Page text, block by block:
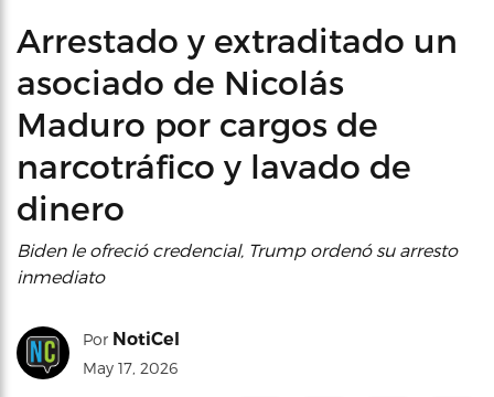
Arrestado y extraditado un
asociado de Nicolás
Maduro por cargos de
narcotráfico y lavado de
dinero
Biden le ofreció credencial, Trump ordenó su arresto
inmediato
Por NotiCel
May 17, 2026